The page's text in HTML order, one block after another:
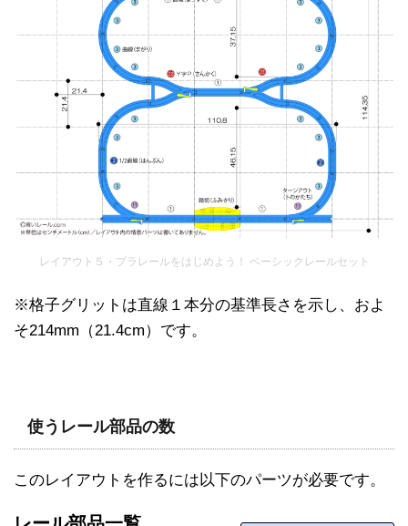
レイアウト５・プラレールをはじめよう！ ベーシックレールセット
※格子グリットは直線１本分の基準長さを示し、およ
そ214mm（21.4cm）です。
使うレール部品の数
このレイアウトを作るには以下のパーツが必要です。